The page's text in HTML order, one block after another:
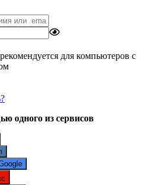
для компьютеров с
одного из сервисов